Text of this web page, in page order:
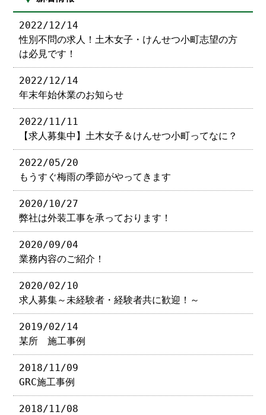
2022/12/14
性別不問の求人！土木女子・けんせつ小町志望の方
は必見です！
2022/12/14
年末年始休業のお知らせ
2022/11/11
【求人募集中】土木女子＆けんせつ小町ってなに？
2022/05/20
もうすぐ梅雨の季節がやってきます
2020/10/27
弊社は外装工事を承っております！
2020/09/04
業務内容のご紹介！
2020/02/10
求人募集～未経験者・経験者共に歓迎！～
2019/02/14
某所 施工事例
2018/11/09
GRC施工事例
2018/11/08